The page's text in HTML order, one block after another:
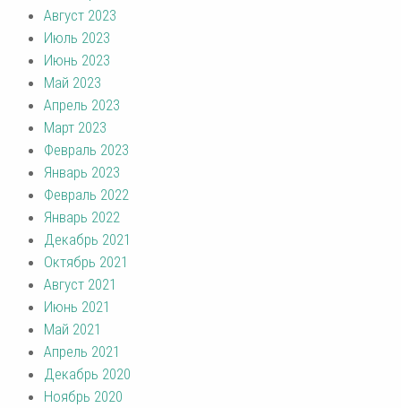
Август 2023
Июль 2023
Июнь 2023
Май 2023
Апрель 2023
Март 2023
Февраль 2023
Январь 2023
Февраль 2022
Январь 2022
Декабрь 2021
Октябрь 2021
Август 2021
Июнь 2021
Май 2021
Апрель 2021
Декабрь 2020
Ноябрь 2020